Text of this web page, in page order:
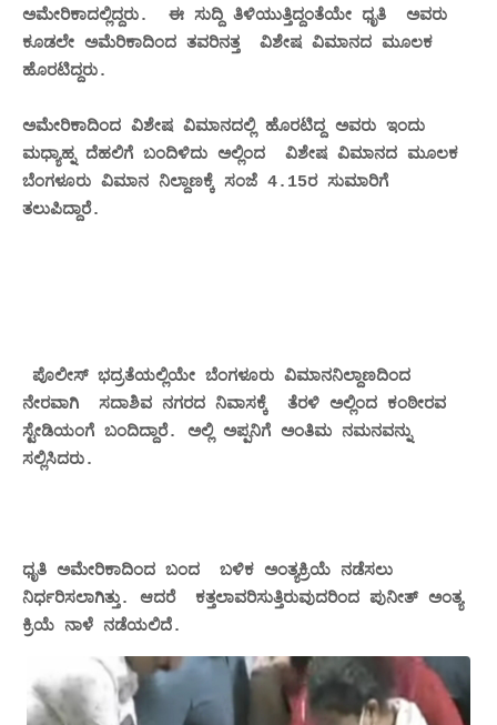
ಅಮೇರಿಕಾದಲ್ಲಿದ್ದರು. ಈ ಸುದ್ದಿ ತಿಳಿಯುತ್ತಿದ್ದಂತೆಯೇ ಧೃತಿ ಅವರು
ಕೂಡಲೇ ಅಮೆರಿಕಾದಿಂದ ತವರಿನತ್ತ ವಿಶೇಷ ವಿಮಾನದ ಮೂಲಕ
ಹೊರಟಿದ್ದರು.
ಅಮೇರಿಕಾದಿಂದ ವಿಶೇಷ ವಿಮಾನದಲ್ಲಿ ಹೊರಟಿದ್ದ ಅವರು ಇಂದು
ಮಧ್ಯಾಹ್ನ ದೆಹಲಿಗೆ ಬಂದಿಳಿದು ಅಲ್ಲಿಂದ ವಿಶೇಷ ವಿಮಾನದ ಮೂಲಕ
ಬೆಂಗಳೂರು ವಿಮಾನ ನಿಲ್ದಾಣಕ್ಕೆ ಸಂಜೆ 4.15ರ ಸುಮಾರಿಗೆ
ತಲುಪಿದ್ದಾರೆ.
ಪೊಲೀಸ್ ಭದ್ರತೆಯಲ್ಲಿಯೇ ಬೆಂಗಳೂರು ವಿಮಾನ‌ನಿಲ್ದಾಣದಿಂದ
ನೇರವಾಗಿ ಸದಾಶಿವ ನಗರದ ನಿವಾಸಕ್ಕೆ ತೆರಳಿ ಅಲ್ಲಿಂದ ಕಂಠೀರವ
ಸ್ಟೇಡಿಯಂಗೆ ಬಂದಿದ್ದಾರೆ. ಅಲ್ಲಿ ಅಪ್ಪನಿಗೆ ಅಂತಿಮ ನಮನವನ್ನು
ಸಲ್ಲಿಸಿದರು.
ಧೃತಿ ಅಮೇರಿಕಾದಿಂದ ಬಂದ ಬಳಿಕ ಅಂತ್ಯಕ್ರಿಯೆ ನಡೆಸಲು
ನಿರ್ಧರಿಸಲಾಗಿತ್ತು. ಆದರೆ ಕತ್ತಲಾವರಿಸುತ್ತಿರುವುದರಿಂದ ಪುನೀತ್ ಅಂತ್ಯ
ಕ್ರಿಯೆ ನಾಳೆ ನಡೆಯಲಿದೆ.